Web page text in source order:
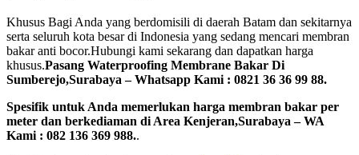
Khusus Bagi Anda yang berdomisili di daerah Batam dan sekitarnya
serta seluruh kota besar di Indonesia yang sedang mencari membran
bakar anti bocor.Hubungi kami sekarang dan dapatkan harga
khusus.Pasang Waterproofing Membrane Bakar Di
Sumberejo,Surabaya – Whatsapp Kami : 0821 36 36 99 88.
Spesifik untuk Anda memerlukan harga membran bakar per
meter dan berkediaman di Area Kenjeran,Surabaya – WA
Kami : 082 136 369 988..